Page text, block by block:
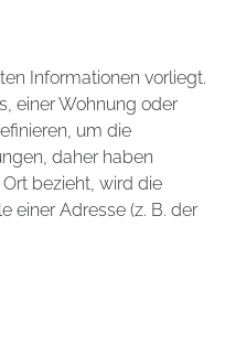
Informationen vorliegt.
einer Wohnung oder
um die
daher haben
bezieht, wird die
einer Adresse (z. B. der